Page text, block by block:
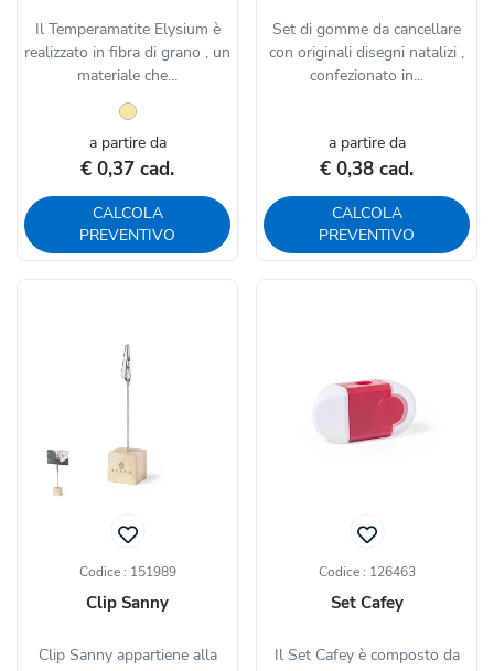
Il Temperamatite Elysium è
realizzato in fibra di grano , un
materiale che...
a partire da
€ 0,37 cad.
CALCOLA
PREVENTIVO
Set di gomme da cancellare
con originali disegni natalizi ,
confezionato in...
a partire da
€ 0,38 cad.
CALCOLA
PREVENTIVO
Codice : 151989
Clip Sanny
Clip Sanny appartiene alla
Codice : 126463
Set Cafey
Il Set Cafey è composto da